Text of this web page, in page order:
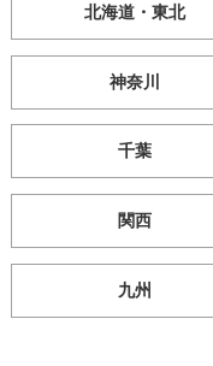
北海道・東北
神奈川
千葉
関西
九州